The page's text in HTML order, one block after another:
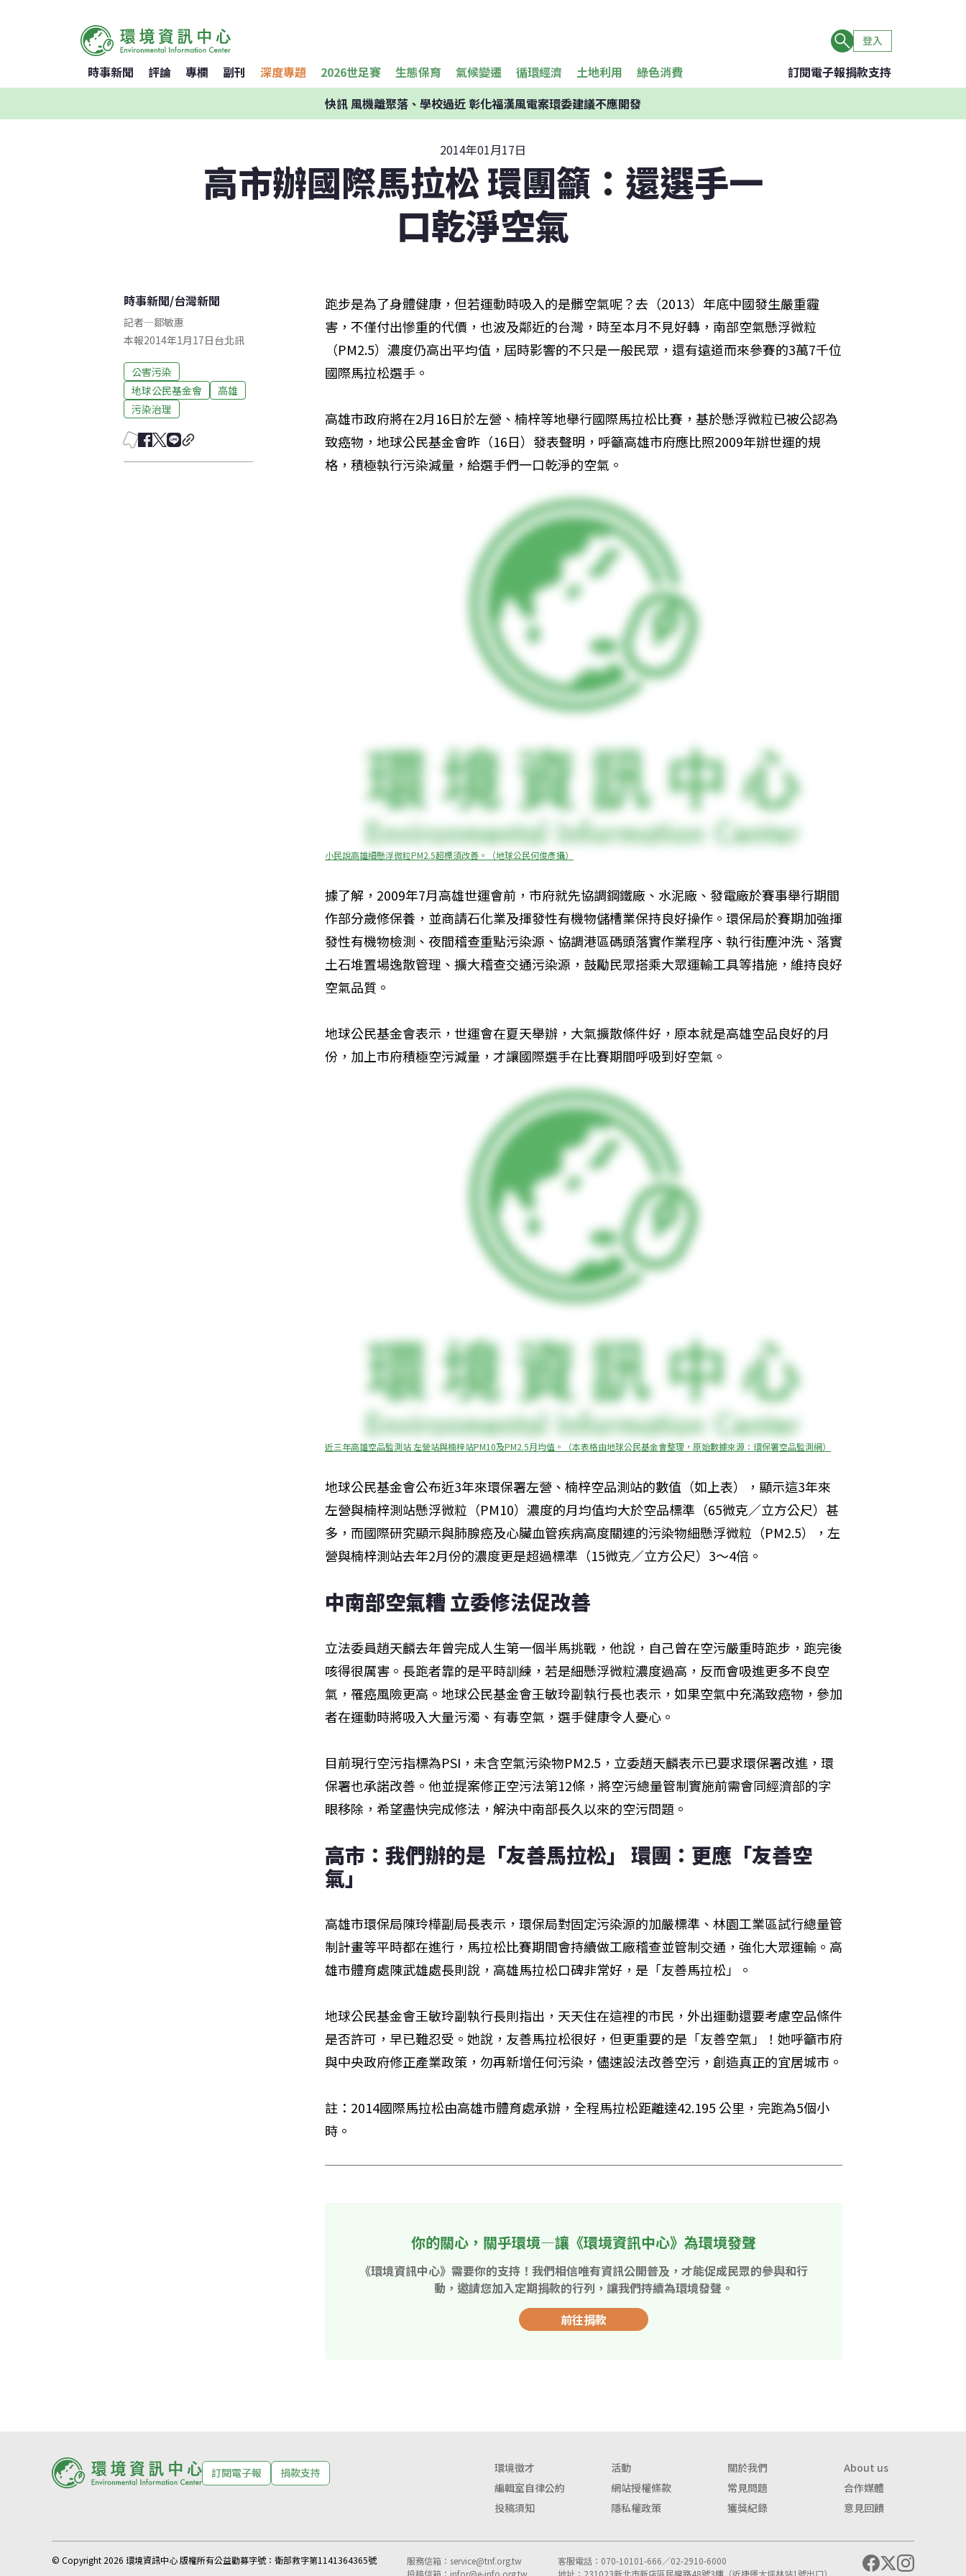
登入
時事新聞 評論 專欄 副刊 深度專題 2026世足賽 生態保育 氣候變遷 循環經濟 土地利用 綠色消費 訂閱電子報捐款支持
快訊風機離聚落、學校過近 彰化福漢風電案環委建議不應開發
2014年01月17日
高市辦國際馬拉松 環團籲：還選手一
口乾淨空氣
時事新聞/台灣新聞
記者—鄒敏惠
本報2014年1月17日台北訊
公害污染
地球公民基金會
高雄
污染治理
跑步是為了身體健康，但若運動時吸入的是髒空氣呢？去（2013）年底中國發生嚴重霾
害，不僅付出慘重的代價，也波及鄰近的台灣，時至本月不見好轉，南部空氣懸浮微粒
（PM2.5）濃度仍高出平均值，屆時影響的不只是一般民眾，還有遠道而來參賽的3萬7千位
國際馬拉松選手。
高雄市政府將在2月16日於左營、楠梓等地舉行國際馬拉松比賽，基於懸浮微粒已被公認為
致癌物，地球公民基金會昨（16日）發表聲明，呼籲高雄市府應比照2009年辦世運的規
格，積極執行污染減量，給選手們一口乾淨的空氣。
小民說高雄細懸浮微粒PM2.5超標須改善。（地球公民何俊彥攝）
據了解，2009年7月高雄世運會前，市府就先協調鋼鐵廠、水泥廠、發電廠於賽事舉行期間
作部分歲修保養，並商請石化業及揮發性有機物儲槽業保持良好操作。環保局於賽期加強揮
發性有機物檢測、夜間稽查重點污染源、協調港區碼頭落實作業程序、執行街塵沖洗、落實
土石堆置場逸散管理、擴大稽查交通污染源，鼓勵民眾搭乘大眾運輸工具等措施，維持良好
空氣品質。
地球公民基金會表示，世運會在夏天舉辦，大氣擴散條件好，原本就是高雄空品良好的月
份，加上市府積極空污減量，才讓國際選手在比賽期間呼吸到好空氣。
近三年高雄空品監測站 左營站與楠梓站PM10及PM2.5月均值。（本表格由地球公民基金會整理，原始數據來源：環保署空品監測網）
地球公民基金會公布近3年來環保署左營、楠梓空品測站的數值（如上表），顯示這3年來
左營與楠梓測站懸浮微粒（PM10）濃度的月均值均大於空品標準（65微克／立方公尺）甚
多，而國際研究顯示與肺腺癌及心臟血管疾病高度關連的污染物細懸浮微粒（PM2.5），左
營與楠梓測站去年2月份的濃度更是超過標準（15微克／立方公尺）3～4倍。
中南部空氣糟 立委修法促改善
立法委員趙天麟去年曾完成人生第一個半馬挑戰，他說，自己曾在空污嚴重時跑步，跑完後
咳得很厲害。長跑者靠的是平時訓練，若是細懸浮微粒濃度過高，反而會吸進更多不良空
氣，罹癌風險更高。地球公民基金會王敏玲副執行長也表示，如果空氣中充滿致癌物，參加
者在運動時將吸入大量污濁、有毒空氣，選手健康令人憂心。
目前現行空污指標為PSI，未含空氣污染物PM2.5，立委趙天麟表示已要求環保署改進，環
保署也承諾改善。他並提案修正空污法第12條，將空污總量管制實施前需會同經濟部的字
眼移除，希望盡快完成修法，解決中南部長久以來的空污問題。
高市：我們辦的是「友善馬拉松」 環團：更應「友善空
氣」
高雄市環保局陳玲樺副局長表示，環保局對固定污染源的加嚴標準、林園工業區試行總量管
制計畫等平時都在進行，馬拉松比賽期間會持續做工廠稽查並管制交通，強化大眾運輸。高
雄市體育處陳武雄處長則說，高雄馬拉松口碑非常好，是「友善馬拉松」。
地球公民基金會王敏玲副執行長則指出，天天住在這裡的市民，外出運動還要考慮空品條件
是否許可，早已難忍受。她說，友善馬拉松很好，但更重要的是「友善空氣」！她呼籲市府
與中央政府修正產業政策，勿再新增任何污染，儘速設法改善空污，創造真正的宜居城市。
註：2014國際馬拉松由高雄市體育處承辦，全程馬拉松距離達42.195 公里，完跑為5個小
時。
你的關心，關乎環境—讓《環境資訊中心》為環境發聲
《環境資訊中心》需要你的支持！我們相信唯有資訊公開普及，才能促成民眾的參與和行
動，邀請您加入定期捐款的行列，讓我們持續為環境發聲。
前往捐款
訂閱電子報 捐款支持 環境徵才 活動 關於我們
About us
編輯室自律公約
網站授權條款 常見問題
合作媒體
投稿須知
隱私權政策 獲獎紀錄 意見回饋
© Copyright 2026 環境資訊中心 版權所有公益勸募字號： 衛部救字第1141364365號 服務信箱： service@tnf.org.tw
客服電話：070-10101-666／02-2910-6000